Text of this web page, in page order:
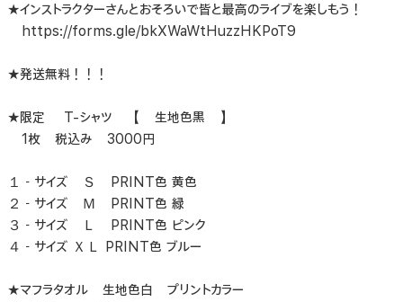
★インストラクターさんとおそろいで皆と最高のライブを楽しもう！
https://forms.gle/bkXWaWtHuzzHKPoT9
★発送無料！！！
★限定 T-シャツ 【 生地色黒 】
1枚 税込み 3000円
１－サイズ Ｓ PRINT色 黄色
２－サイズ Ｍ PRINT色 緑
３－サイズ Ｌ PRINT色 ピンク
４－サイズ ＸＬ PRINT色 ブルー
★マフラタオル 生地色白 プリントカラー